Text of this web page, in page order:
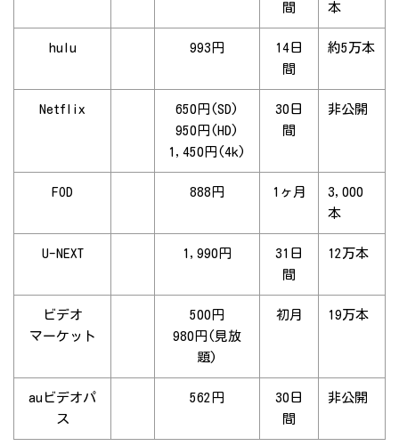
間
本
hulu 993円
14日
間
約5万本
Netflix
650円(SD)
950円(HD)
1,450円(4k)
30日
間
非公開
FOD 888円 1ヶ月
3,000
本
U-NEXT 1,990円
31日
間
12万本
ビデオ
マーケット
500円
980円(見放
題)
初月 19万本
auビデオパ
ス
562円
30日
間
非公開